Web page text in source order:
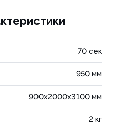
70 сек
950 мм
900x2000x3100 мм
2 кг